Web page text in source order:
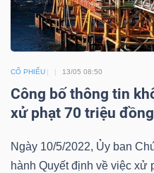
CỔ PHIẾU 13/05 08:50
Công bố thông tin
xử phạt 70 triệu đồng
Ngày 10/5/2022, Ủy ban
hành Quyết định về việc xử
TÍCH
VIETSTOCKFINANCE